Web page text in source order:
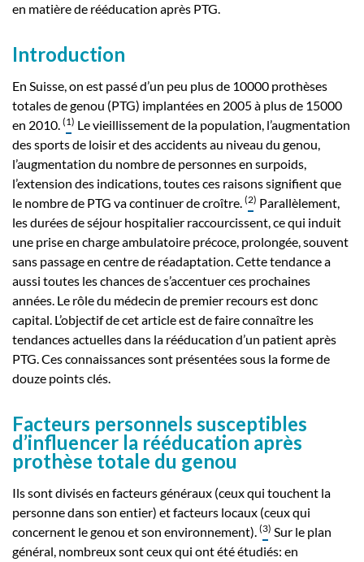
en matière de rééducation après PTG.
Introduction
En Suisse, on est passé d’un peu plus de 10000 prothèses
totales de genou (PTG) implantées en 2005 à plus de 15000
en 2010. (1) Le vieillissement de la population, l’augmentation
des sports de loisir et des accidents au niveau du genou,
l’augmentation du nombre de personnes en surpoids,
l’extension des indications, toutes ces raisons signifient que
le nombre de PTG va continuer de croître. (2) Parallèlement,
les durées de séjour hospitalier raccourcissent, ce qui induit
une prise en charge ambulatoire précoce, prolongée, souvent
sans passage en centre de réadaptation. Cette tendance a
aussi toutes les chances de s’accentuer ces prochaines
années. Le rôle du médecin de premier recours est donc
capital. L’objectif de cet article est de faire connaître les
tendances actuelles dans la rééducation d’un patient après
PTG. Ces connaissances sont présentées sous la forme de
douze points clés.
Facteurs personnels susceptibles
d’influencer la rééducation après
prothèse totale du genou
Ils sont divisés en facteurs généraux (ceux qui touchent la
personne dans son entier) et facteurs locaux (ceux qui
concernent le genou et son environnement). (3) Sur le plan
général, nombreux sont ceux qui ont été étudiés: en